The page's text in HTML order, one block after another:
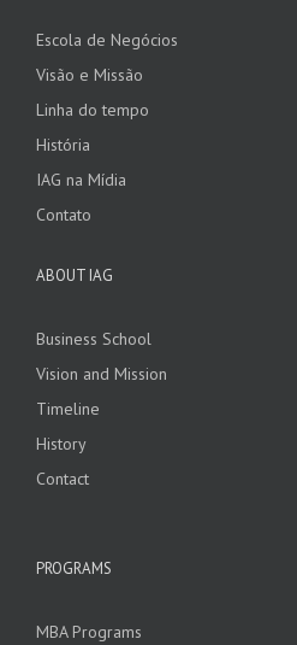
Escola de Negócios
Visão e Missão
Linha do tempo
História
IAG na Mídia
Contato
ABOUT IAG
Business School
Vision and Mission
Timeline
History
Contact
PROGRAMS
MBA Programs